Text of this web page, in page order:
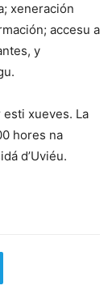
xeneración
accesu a
y
esti xueves. La
hores na
d’Uviéu.